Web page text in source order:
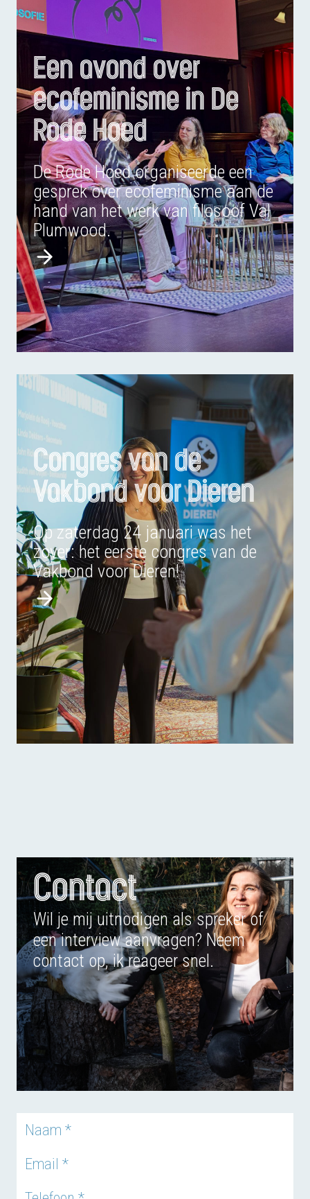
Een avond over
ecofeminisme in De
Rode Hoed
De Rode Hoed organiseerde een
gesprek over ecofeminisme aan de
hand van het werk van filosoof Val
Plumwood.
Congres van de
Vakbond voor Dieren
Op zaterdag 24 januari was het
zover: het eerste congres van de
Vakbond voor Dieren!
Contact
Wil je mij uitnodigen als spreker of
een interview aanvragen? Neem
contact op, ik reageer snel.